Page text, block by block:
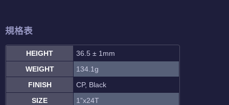
規格表
HEIGHT
36.5 ± 1mm
WEIGHT
134.1g
FINISH
CP, Black
SIZE
1”x24T